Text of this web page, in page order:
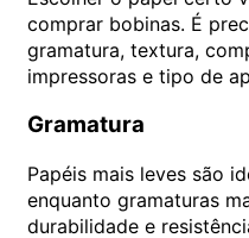
comprar bobinas. É
gramatura, textura,
impressoras e tipo de
Gramatura
Papéis mais leves são
enquanto gramaturas
durabilidade e